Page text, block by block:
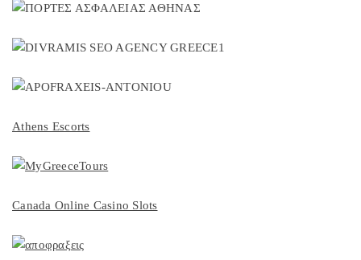
Athens Escorts
Canada Online Casino Slots